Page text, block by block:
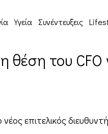
Υγεία Συνέντευξεις
θέση του
επιτελικός